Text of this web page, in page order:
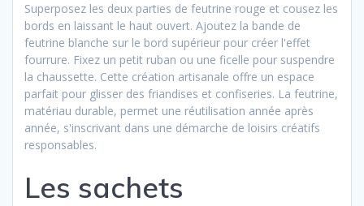
Superposez les deux parties de feutrine rouge et cousez les
bords en laissant le haut ouvert. Ajoutez la bande de
feutrine blanche sur le bord supérieur pour créer l'effet
fourrure. Fixez un petit ruban ou une ficelle pour suspendre
la chaussette. Cette création artisanale offre un espace
parfait pour glisser des friandises et confiseries. La feutrine,
matériau durable, permet une réutilisation année après
année, s'inscrivant dans une démarche de loisirs créatifs
responsables.
Les sachets